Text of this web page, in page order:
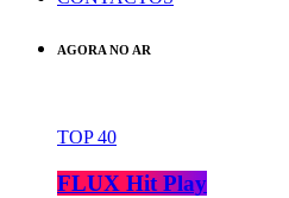
AGORA NO AR
TOP 40
FLUX Hit Play